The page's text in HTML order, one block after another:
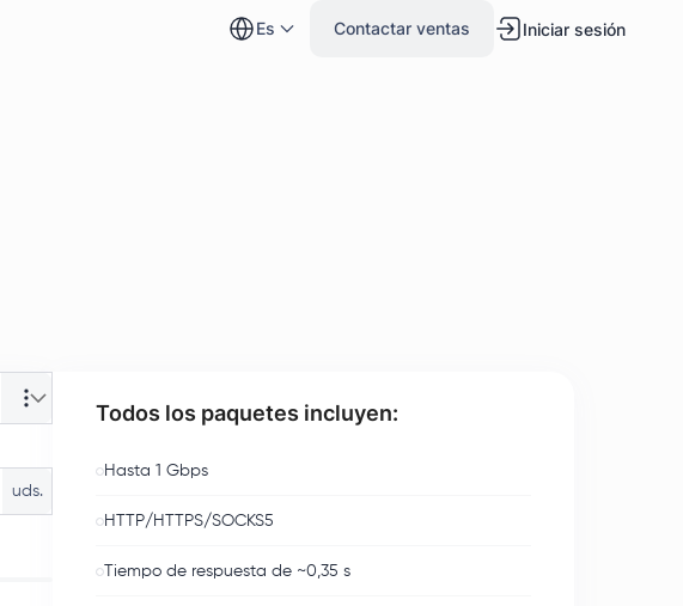
es Contactar ventas Iniciar sesión
uds.
Todos los paquetes incluyen:
Hasta 1 Gbps
HTTP/HTTPS/SOCKS5
Tiempo de respuesta de ~0,35 s